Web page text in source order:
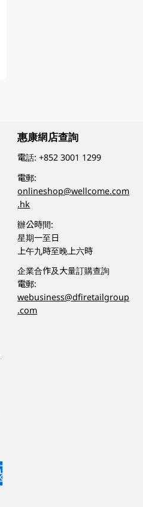
惠康網店查詢
電話:+852 3001 1299
電郵:
onlineshop@wellcome.com
.hk
辦公時間:
星期一至日
上午九時至晚上六時
企業合作及大量訂購查詢
電郵:
webusiness@dfiretailgroup
.com